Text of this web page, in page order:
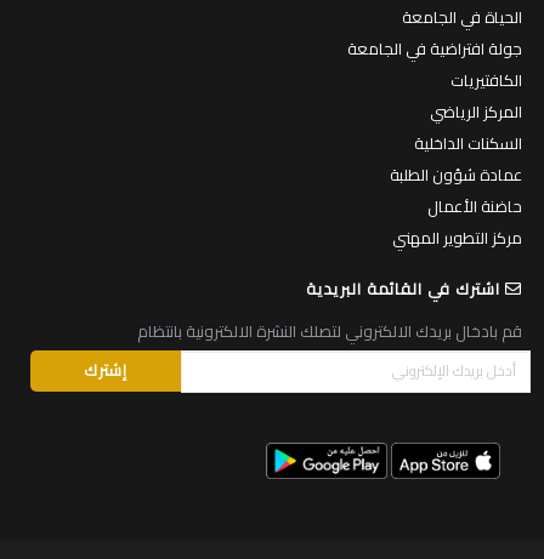
الحياة في الجامعة
جولة افتراضية في الجامعة
الكافتيريات
المركز الرياضي
السكنات الداخلية
عمادة شؤون الطلبة
حاضنة الأعمال
مركز التطوير المهني
اشترك في القائمة البريدية
قم بادخال بريدك الالكتروني لتصلك النشرة الالكترونية بانتظام